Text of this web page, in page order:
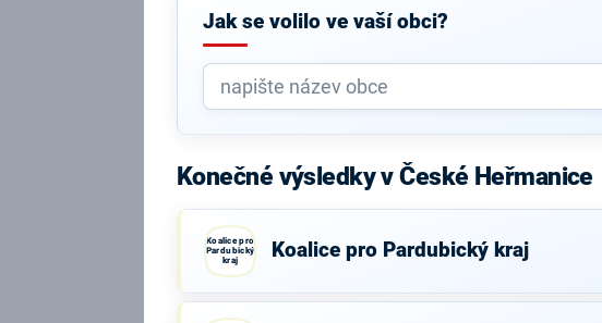
Jak se volilo ve vaší obci?
Konečné výsledky v České Heřmanice
Koalice pro
Pardubický
kraj
Koalice pro Pardubický kraj